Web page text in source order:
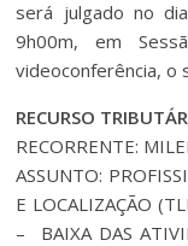
será julgado no
9h00m, em
videoconferência, o
RECURSO
RECORRENTE:
ASSUNTO:
E LOCALIZAÇÃO
– BAIXA DAS